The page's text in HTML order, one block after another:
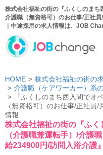
株式会社福祉の街の『ふくしのま
介護職（無資格可）のお仕事/正社
｜中途採用の求人情報は、JOB
HOME
株式会社福祉の街の
介護職（ケアワーカー）系
『ふくしのまち西入間でオ
（無資格可）のお仕事/正社員
情報
株式会社福祉の街の『ふ
（介護職兼運転手）/介護
給234900円/訪問入浴介護